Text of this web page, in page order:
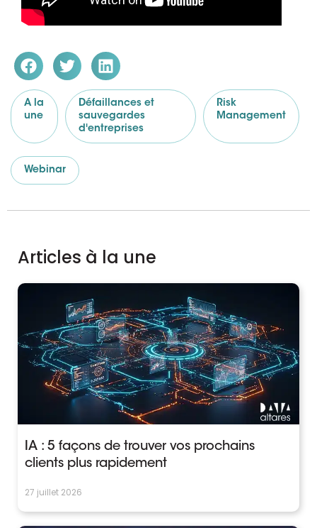
A la
une
Défaillances et
sauvegardes
d'entreprises
Risk
Management
Webinar
Articles à la une
IA : 5 façons de trouver vos prochains
clients plus rapidement
27 juillet 2026